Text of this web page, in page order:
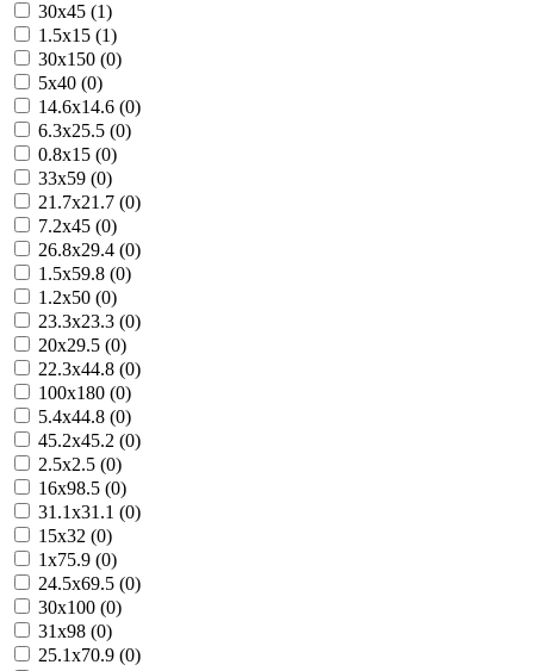
30x45 (1)
1.5x15 (1)
30x150 (0)
5x40 (0)
14.6x14.6 (0)
6.3x25.5 (0)
0.8x15 (0)
33x59 (0)
21.7x21.7 (0)
7.2x45 (0)
26.8x29.4 (0)
1.5x59.8 (0)
1.2x50 (0)
23.3x23.3 (0)
20x29.5 (0)
22.3x44.8 (0)
100x180 (0)
5.4x44.8 (0)
45.2x45.2 (0)
2.5x2.5 (0)
16x98.5 (0)
31.1x31.1 (0)
15x32 (0)
1x75.9 (0)
24.5x69.5 (0)
30x100 (0)
31x98 (0)
25.1x70.9 (0)